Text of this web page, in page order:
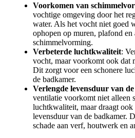
Voorkomen van
vochtige omgeving door het
water. Als het vocht niet goed
ophopen op muren, plafond
schimmelvorming.
Verbeterde luchtkwaliteit:
vocht, maar voorkomt ook dat
Dit zorgt voor een schonere
de badkamer.
Verlengde levensduur van
ventilatie voorkomt niet alleen
luchtkwaliteit, maar draagt ook
levensduur van de badkamer.
schade aan verf, houtwerk en